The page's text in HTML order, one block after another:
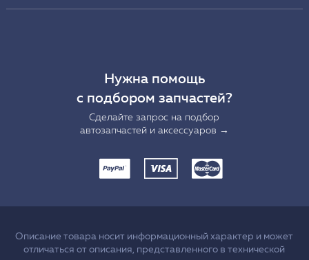
Нужна помощь
с подбором запчастей?
Сделайте запрос на подбор
автозапчастей и аксессуаров →
Описание товара носит информационный характер и может
отличаться от описания, представленного в технической